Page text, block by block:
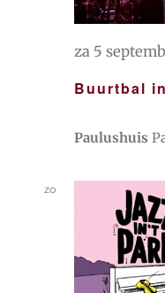
Buurtbal
za 5
Paulushuis
zo